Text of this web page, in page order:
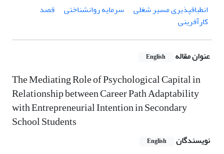
انطباق‏پذیری مسیر شغلی
سرمایه روانشناختی
قصد
کارآفرینی
عنوان مقاله English
The Mediating Role of Psychological Capital in
Relationship between Career Path Adaptability
with Entrepreneurial Intention in Secondary
School Students
نویسندگان English